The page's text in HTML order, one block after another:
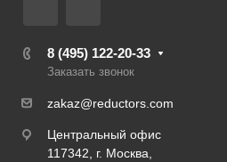
8 (495) 122-20-33
Заказать звонок
zakaz@reductors.com
Центральный офис
117342, г. Москва,